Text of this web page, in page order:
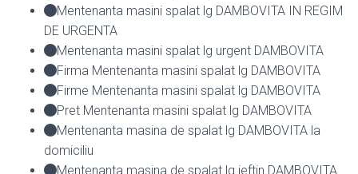
Mentenanta masini spalat lg DAMBOVITA IN REGIM
DE URGENTA
Mentenanta masini spalat lg urgent DAMBOVITA
Firma Mentenanta masini spalat lg DAMBOVITA
Firme Mentenanta masini spalat lg DAMBOVITA
Pret Mentenanta masini spalat lg DAMBOVITA
Mentenanta masina de spalat lg DAMBOVITA la
domiciliu
Mentenanta masina de spalat lg ieftin DAMBOVITA